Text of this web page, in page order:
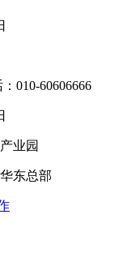
010-60606666
业园
东总部